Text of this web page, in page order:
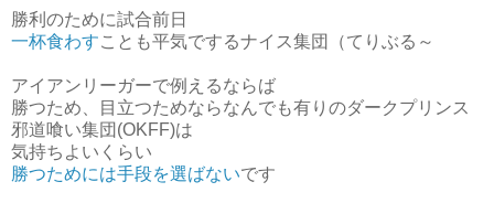
勝利のために試合前日
一杯食わすことも平気でするナイス集団（てりぶる～
アイアンリーガーで例えるならば
勝つため、目立つためならなんでも有りのダークプリンス
邪道喰い集団(OKFF)は
気持ちよいくらい
勝つためには手段を選ばないです